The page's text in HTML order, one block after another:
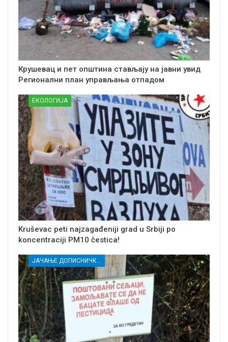
Крушевац и пет општина стављају на јавни увид
Регионални план управљања отпадом
ЕКОЛОГИЈА
Kruševac peti najzagađeniji grad u Srbiji po
koncentraciji PM10 čestica!
ЈАЧАЊЕ ДОПИСНИЧКЕ МРЕЖЕ НЕЗАВИСНИХ МЕДИЈА У РАСИНСКОМ ОКРУГУ